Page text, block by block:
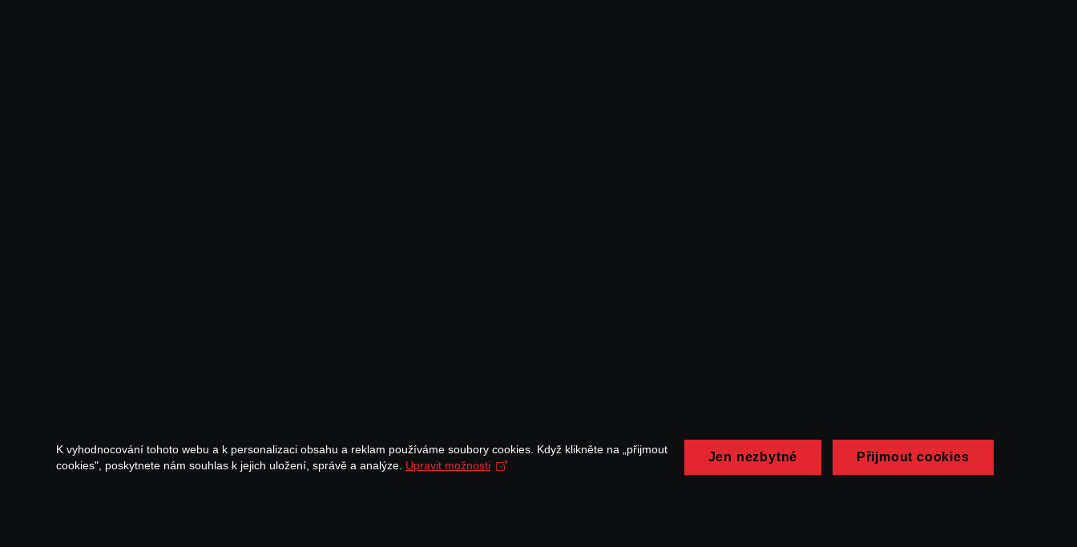
K vyhodnocování tohoto webu a k personalizaci obsahu a reklam používáme soubory cookies. Když klikněte na „přijmout
cookies", poskytnete nám souhlas k jejich uložení, správě a analýze. Upravit možnosti
Jen nezbytné Přijmout cookies